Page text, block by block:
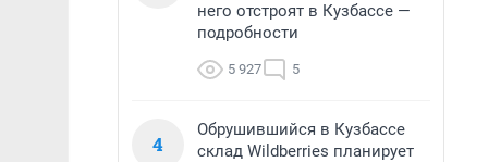
него отстроят в Кузбассе —
подробности
5 927 5
4
Обрушившийся в Кузбассе
склад Wildberries планирует